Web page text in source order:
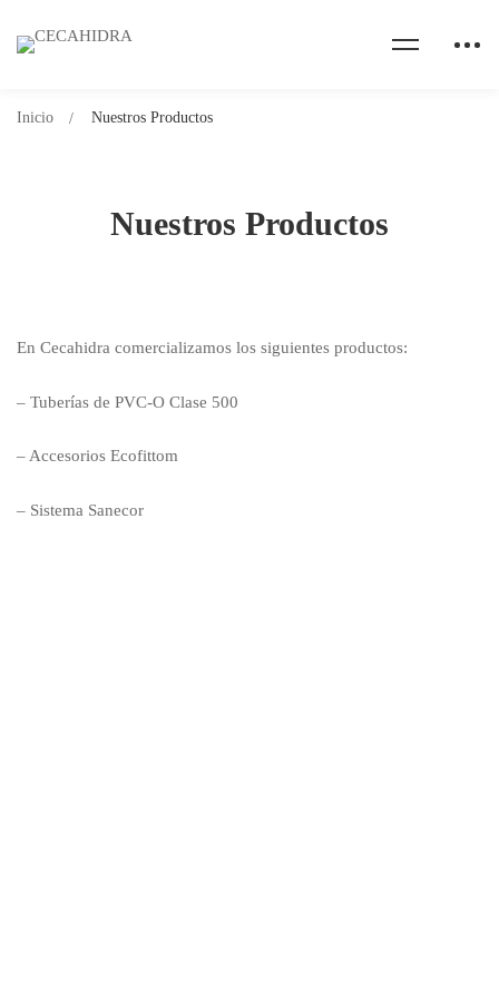
Nuestros Productos
Inicio Nuestros Productos
En Cecahidra comercializamos los siguientes productos:
– Tuberías de PVC-O Clase 500
– Accesorios Ecofittom
– Sistema Sanecor